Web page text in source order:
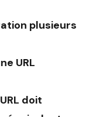
plusieurs
URL
doit